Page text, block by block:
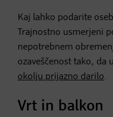
Kaj lahko podarite
Trajnostno usmerjeni
nepotrebnem
ozaveščenost tako, da
okolju prijazno darilo.
Vrt in balkon